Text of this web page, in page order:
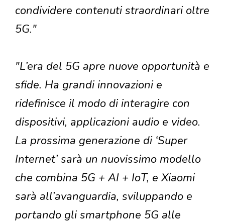
condividere contenuti straordinari oltre
5G."
"L’era del 5G apre nuove opportunità e
sfide. Ha grandi innovazioni e
ridefinisce il modo di interagire con
dispositivi, applicazioni audio e video.
La prossima generazione di ‘Super
Internet’ sarà un nuovissimo modello
che combina 5G + AI + IoT, e Xiaomi
sarà all’avanguardia, sviluppando e
portando gli smartphone 5G alle